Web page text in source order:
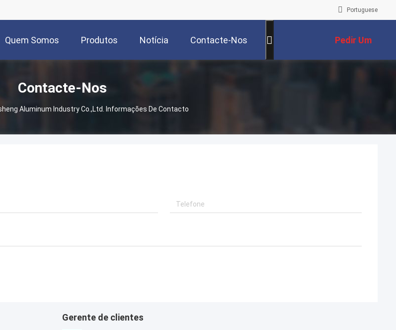
Portuguese
Quem Somos Produtos Notícia Contacte-Nos Pedir Um
Orçamento
Contacte-Nos
Aluminum Industry Co.,Ltd. Informações De Contacto
Gerente de clientes